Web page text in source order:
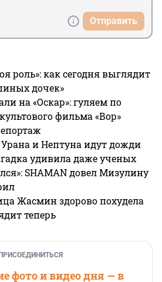
Отправить
роль»: как сегодня выглядит
дочек»
на «Оскар»: гуляем по
фильма «Вор»
и Нептуна идут дожди
удивила даже ученых
SHAMAN довел Мизулину
Жасмин здорово похудела
теперь
фото и видео дня — в